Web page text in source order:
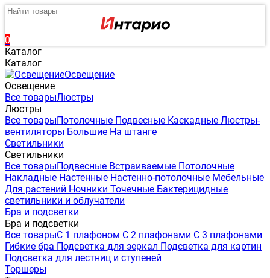
0
Каталог
Каталог
Освещение
Освещение
Все товарыЛюстры
Люстры
Все товарыПотолочные Подвесные Каскадные Люстры-
вентиляторы Большие На штанге
Светильники
Светильники
Все товарыПодвесные Встраиваемые Потолочные
Накладные Настенные Настенно-потолочные Мебельные
Для растений Ночники Точечные Бактерицидные
светильники и облучатели
Бра и подсветки
Бра и подсветки
Все товарыС 1 плафоном С 2 плафонами С 3 плафонами
Гибкие бра Подсветка для зеркал Подсветка для картин
Подсветка для лестниц и ступеней
Торшеры